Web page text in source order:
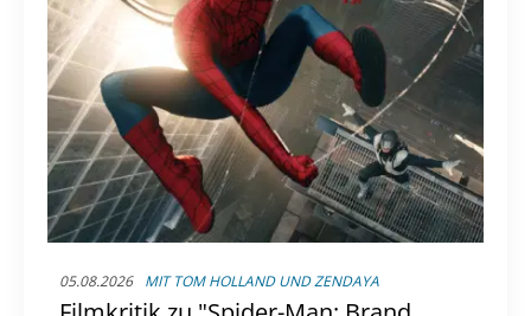
05.08.2026 MIT TOM HOLLAND UND ZENDAYA